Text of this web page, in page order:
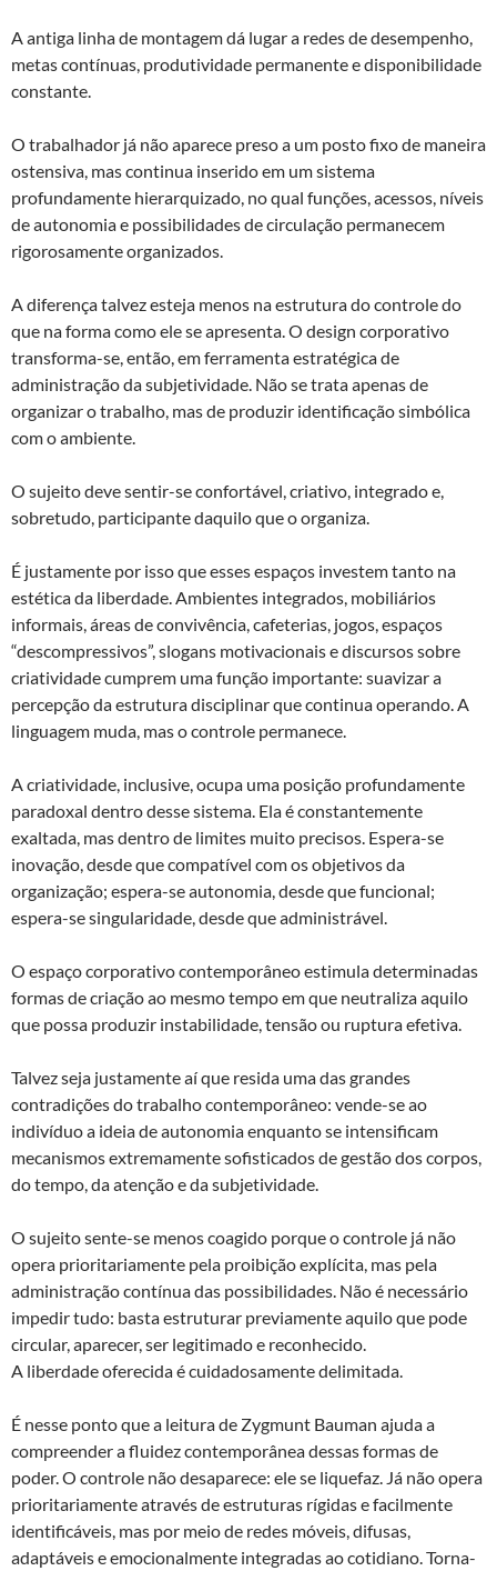
A antiga linha de montagem dá lugar a redes de desempenho,
metas contínuas, produtividade permanente e disponibilidade
constante.
O trabalhador já não aparece preso a um posto fixo de maneira
ostensiva, mas continua inserido em um sistema
profundamente hierarquizado, no qual funções, acessos, níveis
de autonomia e possibilidades de circulação permanecem
rigorosamente organizados.
A diferença talvez esteja menos na estrutura do controle do
que na forma como ele se apresenta. O design corporativo
transforma-se, então, em ferramenta estratégica de
administração da subjetividade. Não se trata apenas de
organizar o trabalho, mas de produzir identificação simbólica
com o ambiente.
O sujeito deve sentir-se confortável, criativo, integrado e,
sobretudo, participante daquilo que o organiza.
É justamente por isso que esses espaços investem tanto na
estética da liberdade. Ambientes integrados, mobiliários
informais, áreas de convivência, cafeterias, jogos, espaços
“descompressivos”, slogans motivacionais e discursos sobre
criatividade cumprem uma função importante: suavizar a
percepção da estrutura disciplinar que continua operando. A
linguagem muda, mas o controle permanece.
A criatividade, inclusive, ocupa uma posição profundamente
paradoxal dentro desse sistema. Ela é constantemente
exaltada, mas dentro de limites muito precisos. Espera-se
inovação, desde que compatível com os objetivos da
organização; espera-se autonomia, desde que funcional;
espera-se singularidade, desde que administrável.
O espaço corporativo contemporâneo estimula determinadas
formas de criação ao mesmo tempo em que neutraliza aquilo
que possa produzir instabilidade, tensão ou ruptura efetiva.
Talvez seja justamente aí que resida uma das grandes
contradições do trabalho contemporâneo: vende-se ao
indivíduo a ideia de autonomia enquanto se intensificam
mecanismos extremamente sofisticados de gestão dos corpos,
do tempo, da atenção e da subjetividade.
O sujeito sente-se menos coagido porque o controle já não
opera prioritariamente pela proibição explícita, mas pela
administração contínua das possibilidades. Não é necessário
impedir tudo: basta estruturar previamente aquilo que pode
circular, aparecer, ser legitimado e reconhecido.
A liberdade oferecida é cuidadosamente delimitada.
É nesse ponto que a leitura de Zygmunt Bauman ajuda a
compreender a fluidez contemporânea dessas formas de
poder. O controle não desaparece: ele se liquefaz. Já não opera
prioritariamente através de estruturas rígidas e facilmente
identificáveis, mas por meio de redes móveis, difusas,
adaptáveis e emocionalmente integradas ao cotidiano. Torna-